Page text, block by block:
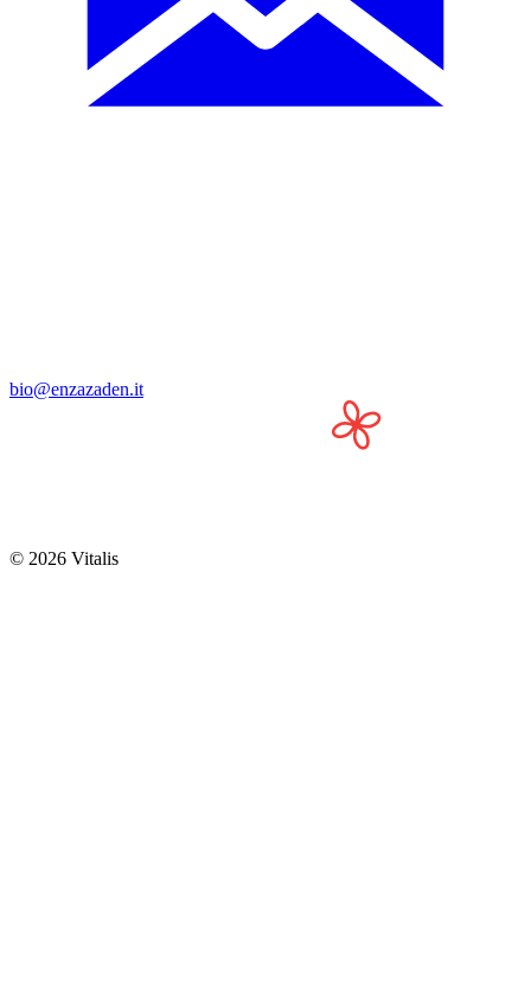
bio@enzazaden.it
© 2026 Vitalis